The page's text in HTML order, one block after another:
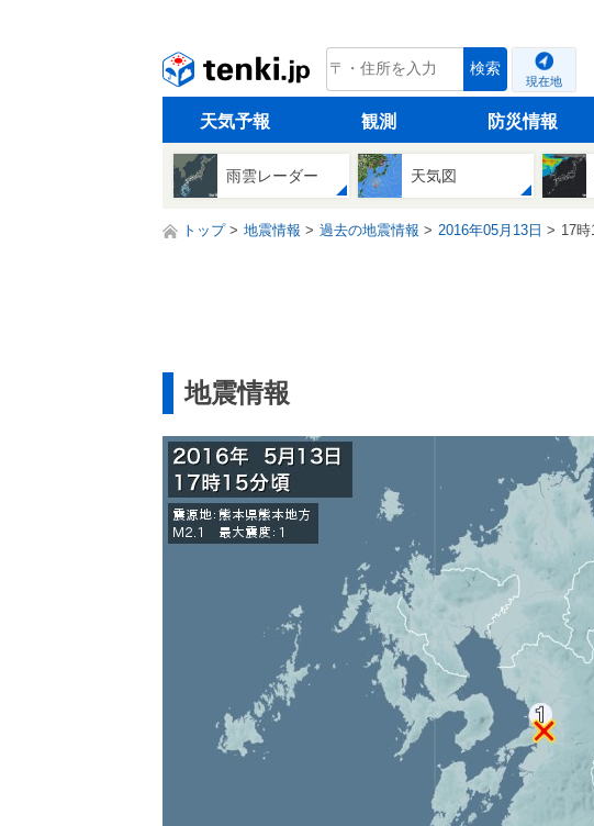
tenki.jp 検索
現在地
天気予報 観測 防災情報
雨雲レーダー 天気図
トップ 地震情報 過去の地震情報 2016年05月13日 17
地震情報